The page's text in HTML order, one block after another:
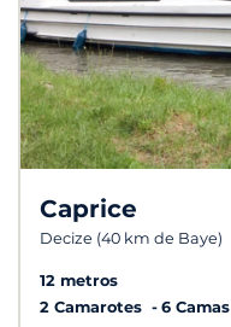
Caprice
Decize (40 km de Baye)
12 metros
2 Camarotes
6 Camas